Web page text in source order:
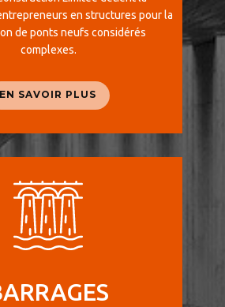
en structures pour la
de ponts neufs considérés
complexes.
EN SAVOIR PLUS